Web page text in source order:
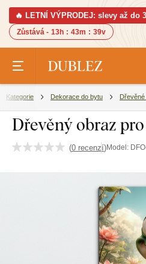
🔥 LETNÍ VÝPRODEJ: slevy až do
Zůstává - 13h : 43m : 38v
Kategorie Dekorace do bytu
Dřevěný obraz
(0 recenzí)Model: